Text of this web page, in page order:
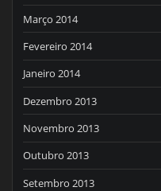
Março 2014
Fevereiro 2014
Janeiro 2014
Dezembro 2013
Novembro 2013
Outubro 2013
Setembro 2013